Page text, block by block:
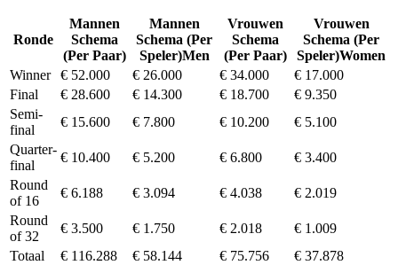
Ronde
Mannen
Schema
(Per Paar)
Mannen
Schema (Per
Speler)Men
Vrouwen
Schema
(Per Paar)
Vrouwen
Schema (Per
Speler)Women
Winner
€ 52.000 € 26.000 € 34.000
€ 17.000
Final
€ 28.600 € 14.300 € 18.700
€ 9.350
Semi-
final
€ 15.600 € 7.800 € 10.200
€ 5.100
Quarter-
final
€ 10.400 € 5.200 € 6.800
€ 3.400
Round
of 16
€ 6.188 € 3.094 € 4.038
€ 2.019
Round
of 32
€ 3.500 € 1.750 € 2.018
€ 1.009
Totaal
€ 116.288 € 58.144 € 75.756 € 37.878